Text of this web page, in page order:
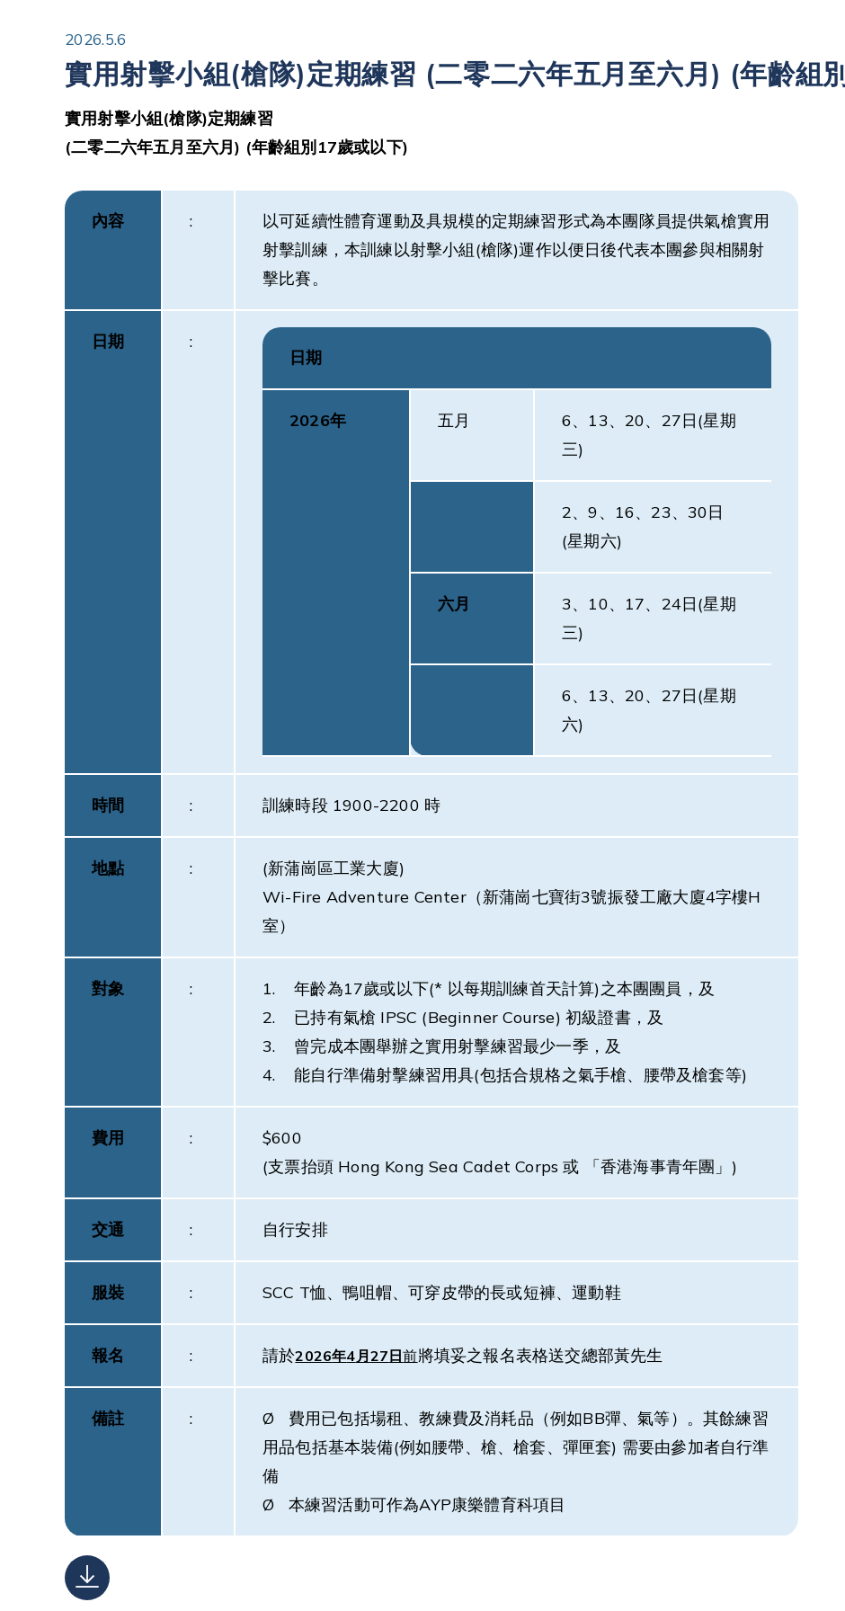
2026.5.6
實用射擊小組(槍隊)定期練習 (二零二六年五月至六月) (年齡組
實用射擊小組(槍隊)定期練習
(二零二六年五月至六月) (年齡組別 17歲或以下)
內容 :
以可延續性體育運動及具規模的定期練習形式為本團隊員提供氣槍實用
射擊訓練，本訓練以射擊小組(槍隊)運作以便日後代表本團參與相關射
擊比賽。
日期 :
日期
2026年 五月
6、13、20、27日(星期
三)
2、9、16、23、30日
(星期六)
六月
3、10、17、24日(星期
三)
6、13、20、27日(星期
六)
時間 : 訓練時段 1900-2200 時
地點 :
(新蒲崗區工業大廈)
Wi-Fire Adventure Center（新蒲崗七寶街3號振發工廠大廈4字樓H
室）
對象 :
1. 年齡為17歲或以下(* 以每期訓練首天計算)之本團團員，及
2. 已持有氣槍 IPSC (Beginner Course) 初級證書，及
3. 曾完成本團舉辦之實用射擊練習最少一季，及
4. 能自行準備射擊練習用具(包括合規格之氣手槍、腰帶及槍套等)
費用 :
$600
(支票抬頭 Hong Kong Sea Cadet Corps 或 「香港海事青年團」)
交通 : 自行安排
服裝 : SCC T恤、鴨咀帽、可穿皮帶的長或短褲、運動鞋
報名 : 請於2026年4月 27 日前將填妥之報名表格送交總部黃先生
備註 :
Ø 費用已包括場租、教練費及消耗品（例如BB彈、氣等）。其餘練習
用品包括基本裝備(例如腰帶、槍、槍套、彈匣套) 需要由參加者自行準
備
Ø 本練習活動可作為AYP康樂體育科項目